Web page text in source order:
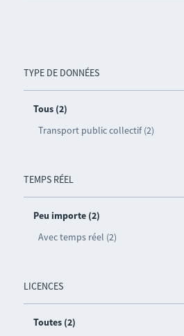
TYPE DE DONNÉES
Tous (2)
Transport public collectif (2)
TEMPS RÉEL
Peu importe (2)
Avec temps réel (2)
LICENCES
Toutes (2)